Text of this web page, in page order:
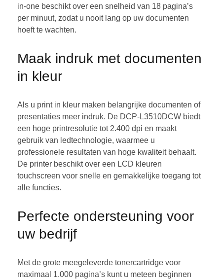
in-one beschikt over een snelheid van 18 pagina’s
per minuut, zodat u nooit lang op uw documenten
hoeft te wachten.
Maak indruk met documenten
in kleur
Als u print in kleur maken belangrijke documenten of
presentaties meer indruk. De DCP-L3510DCW biedt
een hoge printresolutie tot 2.400 dpi en maakt
gebruik van ledtechnologie, waarmee u
professionele resultaten van hoge kwaliteit behaalt.
De printer beschikt over een LCD kleuren
touchscreen voor snelle en gemakkelijke toegang tot
alle functies.
Perfecte ondersteuning voor
uw bedrijf
Met de grote meegeleverde tonercartridge voor
maximaal 1.000 pagina’s kunt u meteen beginnen